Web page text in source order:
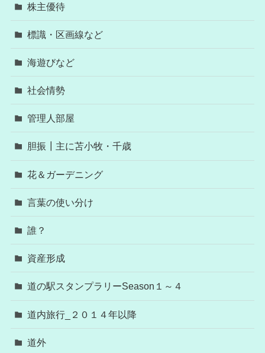
株主優待
標識・区画線など
海遊びなど
社会情勢
管理人部屋
胆振┃主に苫小牧・千歳
花＆ガーデニング
言葉の使い分け
誰？
資産形成
道の駅スタンプラリーSeason１～４
道内旅行_２０１４年以降
道外